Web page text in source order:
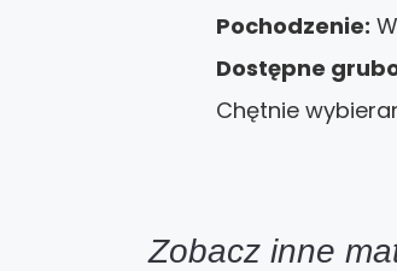
Pochodzenie:
Dostępne
Chętnie
Zobacz inne